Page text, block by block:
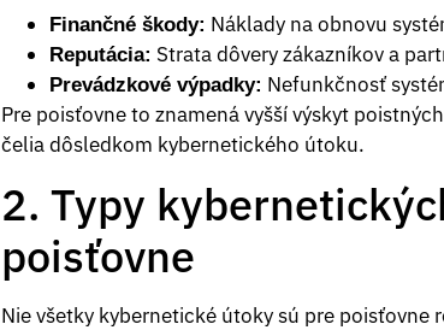
Finančné škody: Náklady na obnovu
Reputácia: Strata dôvery zákazníkov a
Prevádzkové výpadky: Nefunkčnosť
Pre poisťovne to znamená vyšší výskyt
čelia dôsledkom kybernetického útoku.
2. Typy
poisťovne
Nie všetky kybernetické útoky sú pre poisťovne